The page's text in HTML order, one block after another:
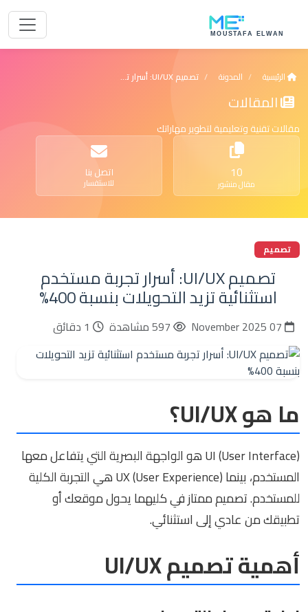
الرئيسية المدونة تصميم UI/UX: أسرار تجربة مستخدم استثنائية تزيد الت...
المقالات
مقالات تقنية وتعليمية لتطوير مهاراتك
10
مقال منشور
اتصل بنا
للاستفسار
تصميم
تصميم UI/UX: أسرار تجربة مستخدم
استثنائية تزيد التحويلات بنسبة 400%
ما هو UI/UX؟
UI (User Interface) هو الواجهة البصرية التي يتفاعل معها
المستخدم، بينما UX (User Experience) هي التجربة الكلية
للمستخدم. تصميم ممتاز في كليهما يحول موقعك أو
تطبيقك من عادي إلى استثنائي.
أهمية تصميم UI/UX